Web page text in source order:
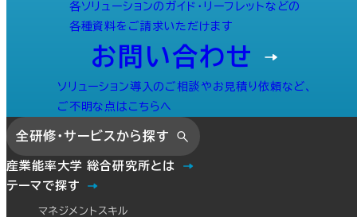
各ソリューションのガイド・リーフレットなどの
各種資料をご請求いただけます
お問い合わせ
ソリューション導入のご相談やお見積り依頼など、
ご不明な点はこちらへ
全研修・サービスから探す
産業能率大学 総合研究所とは
テーマで探す
マネジメントスキル